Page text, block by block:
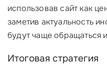
использовав сайт как
заметив актуальность
будут чаще обращаться
Итоговая стратегия